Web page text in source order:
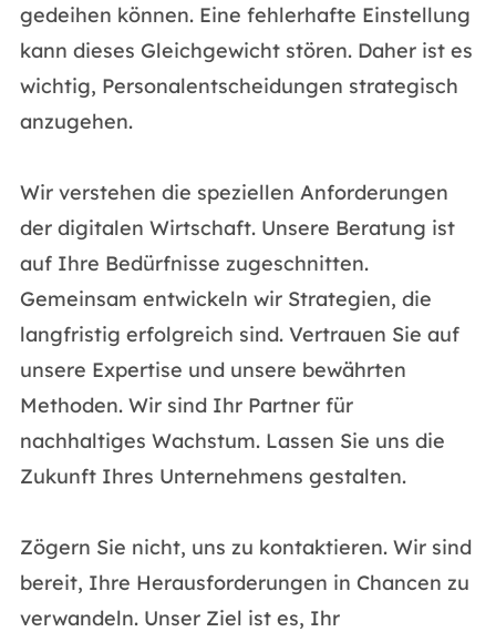
gedeihen können. Eine fehlerhafte Einstellung
kann dieses Gleichgewicht stören. Daher ist es
wichtig, Personalentscheidungen strategisch
anzugehen.
Wir verstehen die speziellen Anforderungen
der digitalen Wirtschaft. Unsere Beratung ist
auf Ihre Bedürfnisse zugeschnitten.
Gemeinsam entwickeln wir Strategien, die
langfristig erfolgreich sind. Vertrauen Sie auf
unsere Expertise und unsere bewährten
Methoden. Wir sind Ihr Partner für
nachhaltiges Wachstum. Lassen Sie uns die
Zukunft Ihres Unternehmens gestalten.
Zögern Sie nicht, uns zu kontaktieren. Wir sind
bereit, Ihre Herausforderungen in Chancen zu
verwandeln. Unser Ziel ist es, Ihr